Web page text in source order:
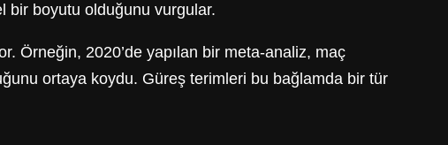
bir boyutu olduğunu vurgular.
Örneğin, 2020’de yapılan bir meta-analiz, maç
ortaya koydu. Güreş terimleri bu bağlamda bir tür